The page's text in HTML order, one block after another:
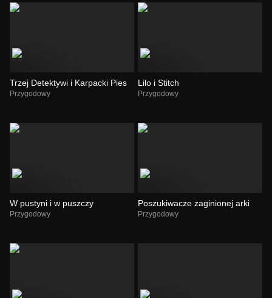
Trzej Detektywi i Karpacki Pies
Przygodowy
Lilo i Stitch
Przygodowy
W pustyni i w puszczy
Przygodowy
Poszukiwacze zaginionej arki
Przygodowy